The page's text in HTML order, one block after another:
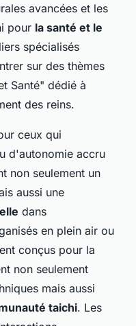
avancées et les
pour la santé et le
spécialisés
sur des thèmes
Santé" dédié à
des reins.
ceux qui
d'autonomie accru
non seulement un
aussi une
dans
en plein air ou
conçus pour la
non seulement
mais aussi
taichi. Les